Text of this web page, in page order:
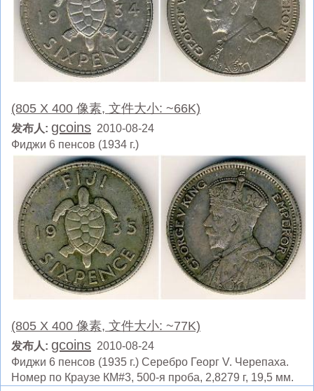
(805 X 400 像素, 文件大小: ~66K)
发布人: gcoins 2010-08-24
Фиджи 6 пенсов (1934 г.)
(805 X 400 像素, 文件大小: ~77K)
发布人: gcoins 2010-08-24
Фиджи 6 пенсов (1935 г.) Серебро Георг V. Черепаха.
Номер по Краузе КМ#3, 500-я проба, 2,8279 г, 19,5 мм.